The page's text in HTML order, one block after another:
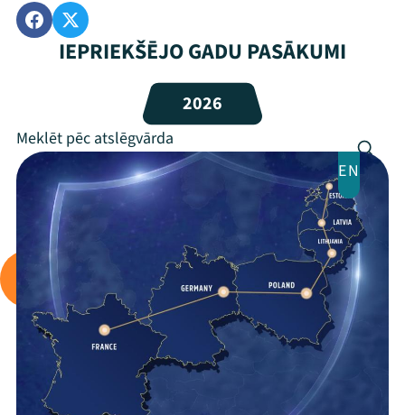
Festivāls
Programma
Viņi bija LAMPĀ 2026
Jaunumi
Ziedo
Veikals
IEPRIEKŠĒJO GADU PASĀKUMI
2026
EN